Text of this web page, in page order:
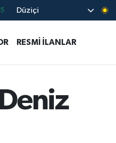
Düziçi
RESMİ İLANLAR